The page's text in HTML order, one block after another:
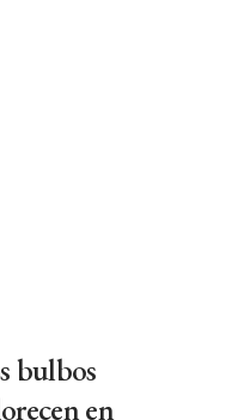
bulbos
en